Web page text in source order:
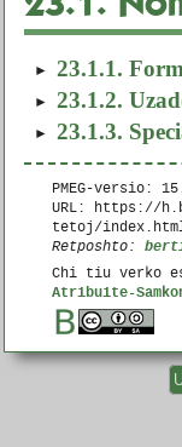
23.1.1.
23.1.2.
23.1.3.
PMEG-versio:
URL: https://
tetoj/
Retposhto:
Chi tiu verko
Atribuite-